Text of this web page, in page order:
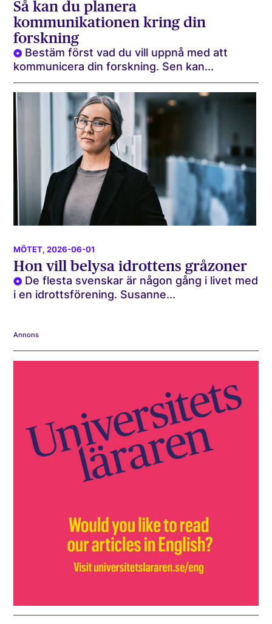
Så kan du planera
kommunikationen kring din
forskning
Bestäm först vad du vill uppnå med att
kommunicera din forskning. Sen kan...
MÖTET, 2026-06-01
Hon vill belysa idrottens gråzoner
De flesta svenskar är någon gång i livet med
i en idrottsförening. Susanne...
Annons